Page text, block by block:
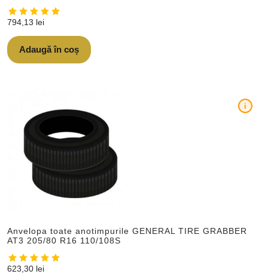
794,13 lei
Adaugă în coș
Anvelopa toate anotimpurile GENERAL TIRE GRABBER
AT3 205/80 R16 110/108S
i
623,30 lei